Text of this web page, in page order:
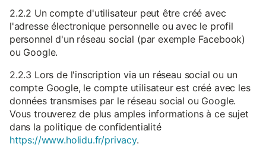
2.2.2 Un compte d'utilisateur peut être créé avec
l'adresse électronique personnelle ou avec le profil
personnel d'un réseau social (par exemple Facebook)
ou Google.
2.2.3 Lors de l'inscription via un réseau social ou un
compte Google, le compte utilisateur est créé avec les
données transmises par le réseau social ou Google.
Vous trouverez de plus amples informations à ce sujet
dans la politique de confidentialité
https://www.holidu.fr/privacy.